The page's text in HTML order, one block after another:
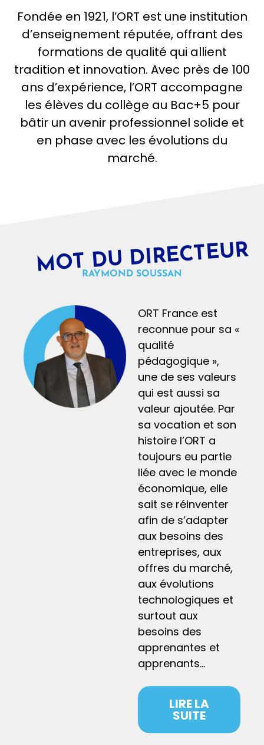
Fondée en 1921, l’ORT est une institution
d’enseignement réputée, offrant des
formations de qualité qui allient
tradition et innovation. Avec près de 100
ans d’expérience, l’ORT accompagne
les élèves du collège au Bac+5 pour
bâtir un avenir professionnel solide et
en phase avec les évolutions du
marché.
MOT DU DIRECTEUR
RAYMOND SOUSSAN
ORT France est
reconnue pour sa «
qualité
pédagogique »,
une de ses valeurs
qui est aussi sa
valeur ajoutée. Par
sa vocation et son
histoire l’ORT a
toujours eu partie
liée avec le monde
économique, elle
sait se réinventer
afin de s’adapter
aux besoins des
entreprises, aux
offres du marché,
aux évolutions
technologiques et
surtout aux
besoins des
apprenantes et
apprenants…
LIRE LA
SUITE